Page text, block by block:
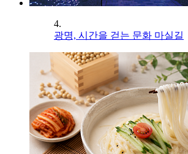
4.
광명, 시간을 걷는 문화 마실길